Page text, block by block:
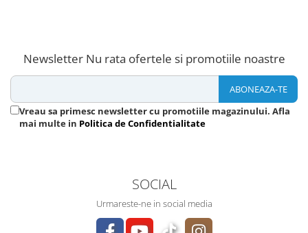
Newsletter Nu rata ofertele si promotiile noastre
Vreau sa primesc newsletter cu promotiile magazinului. Afla
mai multe in Politica de Confidentialitate
SOCIAL
Urmareste-ne in social media